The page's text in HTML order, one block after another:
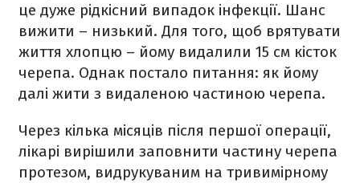
це дуже рідкісний випадок інфекції. Шанс
вижити – низький. Для того, щоб врятувати
життя хлопцю – йому видалили 15 см кісток
черепа. Однак постало питання: як йому
далі жити з видаленою частиною черепа.
Через кілька місяців після першої операції,
лікарі вирішили заповнити частину черепа
протезом, видрукуваним на тривимірному